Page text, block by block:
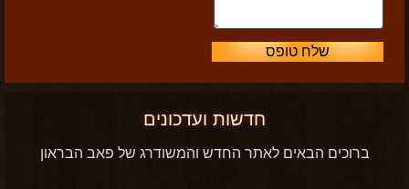
חדשות ועדכונים
ברוכים הבאים לאתר החדש והמשודרג של פאב הבראון